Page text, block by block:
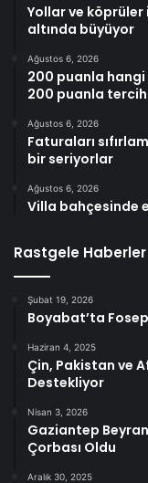
Yollar ve köprüler
altında büyüyor
Ağustos 6, 2026
200 puanla hangi
200 puanla
Ağustos 6, 2026
Faturaları
bir seriyorlar
Ağustos 6, 2026
Villa bahçesinde
Rastgele Haberler
Şubat 19, 2026
Boyabat’ta
Haziran 4, 2025
Çin, Pakistan ve
Destekliyor
Nisan 3, 2026
Gaziantep Beyran
Çorbası Oldu
Aralık 30, 2025